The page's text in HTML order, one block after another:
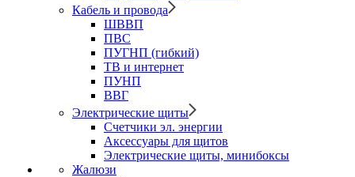
Кабель и провода
ШВВП
ПВС
ПУГНП (гибкий)
ТВ и интернет
ПУНП
ВВГ
Электрические щиты
Счетчики эл. энергии
Аксессуары для щитов
Электрические щиты, минибоксы
Жалюзи